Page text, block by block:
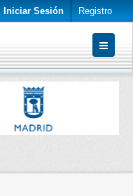
Iniciar Sesión Registro